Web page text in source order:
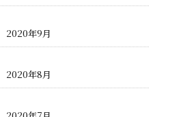
2020年9月
2020年8月